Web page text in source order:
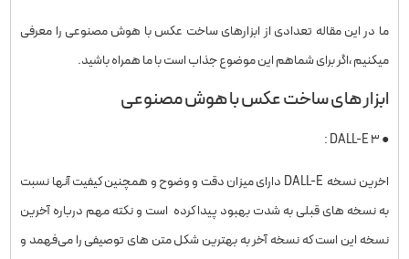
ما در این مقاله تعدادی از ابزارهای ساخت عکس با هوش مصنوعی را معرفی
میکنیم ،اگر برای شماهم این موضوع جذاب است با ما همراه باشید.
ابزار های ساخت عکس با هوش مصنوعی
● DALL-E 3 :
اخرین نسخه DALL-E دارای میزان دقت و وضوح و همچنین کیفیت آنها نسبت
به نسخه های قبلی به شدت بهبود پیدا کرده است و نکته مهم درباره آخرین
نسخه این است که نسخه آخر به بهترین شکل متن های توصیفی را می‌فهمد و